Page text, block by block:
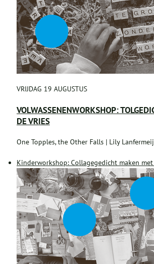
VRIJDAG 19 AUGUSTUS
VOLWASSENENWORKSHOP:
DE VRIES
One Topples, the Other Falls | Lily
Kinderworkshop: Collagegedicht maken met